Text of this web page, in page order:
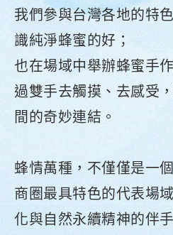
我們參與台灣各地的特
識純淨蜂蜜的好；
也在場域中舉辦蜂蜜手
過雙手去觸摸、去感受
間的奇妙連結。
蜂情萬種，不僅僅是一
商圈最具特色的代表場
化與自然永續精神的伴